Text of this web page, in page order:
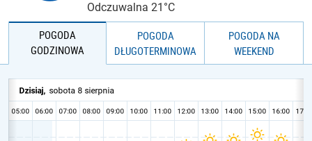
Odczuwalna 21°C
POGODA
GODZINOWA
POGODA
DŁUGOTERMINOWA
POGODA NA
WEEKEND